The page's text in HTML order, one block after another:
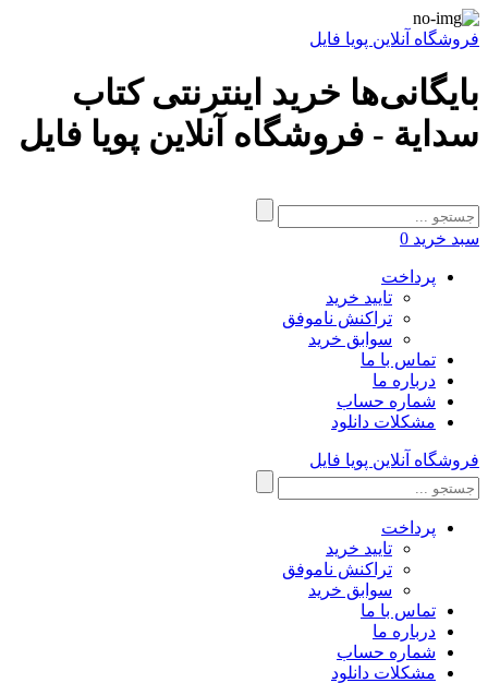
فروشگاه آنلاین پویا فایل
بایگانی‌ها خرید اینترنتی کتاب
سداية - فروشگاه آنلاین پویا فایل
سبد خرید 0
پرداخت
تایید خرید
تراکنش ناموفق
سوابق خرید
تماس با ما
درباره ما
شماره حساب
مشکلات دانلود
فروشگاه آنلاین پویا فایل
پرداخت
تایید خرید
تراکنش ناموفق
سوابق خرید
تماس با ما
درباره ما
شماره حساب
مشکلات دانلود